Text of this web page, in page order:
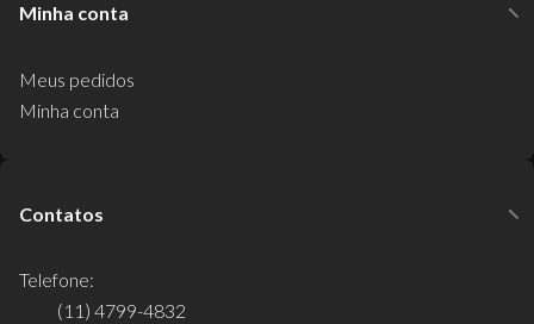
Minha conta
Meus pedidos
Minha conta
Contatos
Telefone:
(11) 4799-4832